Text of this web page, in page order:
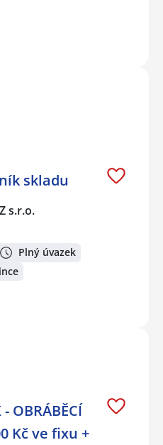
skladu
s.r.o.
Plný úvazek
- OBRÁBĚCÍ
Kč ve fixu +